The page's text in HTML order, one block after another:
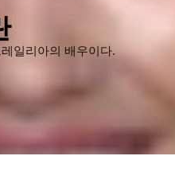
일리아의 배우이다.